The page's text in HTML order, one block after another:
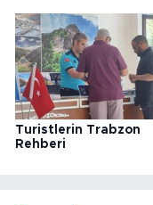
Turistlerin Trabzon
Rehberi